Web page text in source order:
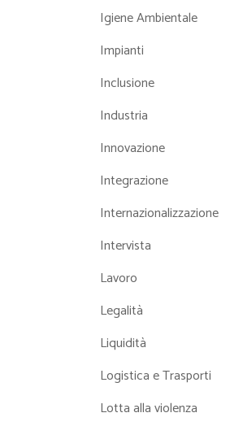
Igiene Ambientale
Impianti
Inclusione
Industria
Innovazione
Integrazione
Internazionalizzazione
Intervista
Lavoro
Legalità
Liquidità
Logistica e Trasporti
Lotta alla violenza